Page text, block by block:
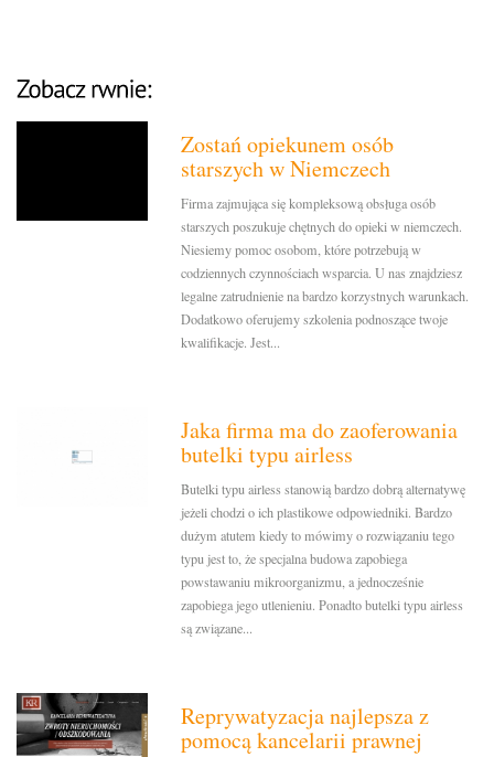
Zostań opiekunem osób
starszych w Niemczech
Firma zajmująca się kompleksową obsługa osób
starszych poszukuje chętnych do opieki w niemczech.
Niesiemy pomoc osobom, które potrzebują w
codziennych czynnościach wsparcia. U nas znajdziesz
legalne zatrudnienie na bardzo korzystnych warunkach.
Dodatkowo oferujemy szkolenia podnoszące twoje
kwalifikacje. Jest...
Jaka firma ma do zaoferowania
butelki typu airless
Butelki typu airless stanowią bardzo dobrą alternatywę
jeżeli chodzi o ich plastikowe odpowiedniki. Bardzo
dużym atutem kiedy to mówimy o rozwiązaniu tego
typu jest to, że specjalna budowa zapobiega
powstawaniu mikroorganizmu, a jednocześnie
zapobiega jego utlenieniu. Ponadto butelki typu airless
są związane...
Reprywatyzacja najlepsza z
pomocą kancelarii prawnej